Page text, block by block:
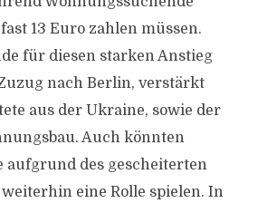
13 Euro zahlen müssen.
für diesen starken Anstieg
nach Berlin, verstärkt
aus der Ukraine, sowie der
Auch könnten
aufgrund des gescheiterten
eine Rolle spielen. In